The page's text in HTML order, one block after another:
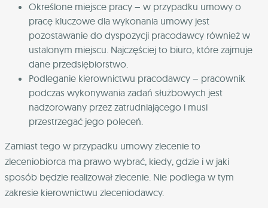
Określone miejsce pracy – w przypadku umowy o
pracę kluczowe dla wykonania umowy jest
pozostawanie do dyspozycji pracodawcy również w
ustalonym miejscu. Najczęściej to biuro, które zajmuje
dane przedsiębiorstwo.
Podleganie kierownictwu pracodawcy – pracownik
podczas wykonywania zadań służbowych jest
nadzorowany przez zatrudniającego i musi
przestrzegać jego poleceń.
Zamiast tego w przypadku umowy zlecenie to
zleceniobiorca ma prawo wybrać, kiedy, gdzie i w jaki
sposób będzie realizował zlecenie. Nie podlega w tym
zakresie kierownictwu zleceniodawcy.